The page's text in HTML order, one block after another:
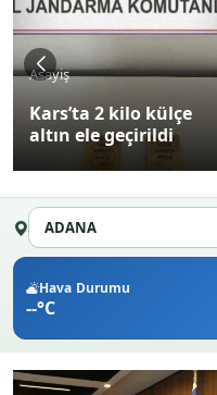
Asayiş
Kars’ta 2 kilo külçe
altın ele geçirildi
Hava Durumu
--°C